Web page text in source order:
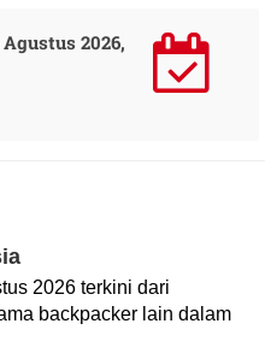
2026,
2026 terkini dari
backpacker lain dalam